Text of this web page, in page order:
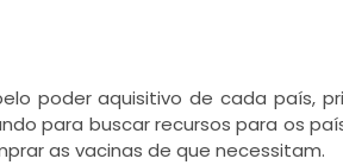
poder aquisitivo de cada país,
para buscar recursos para os
as vacinas de que necessitam.